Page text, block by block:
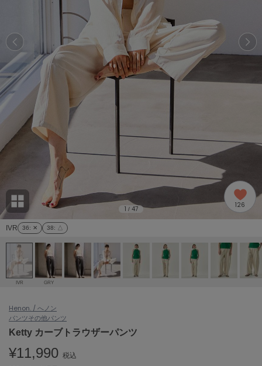
(121)
(2005)
ョン雑貨 (865)
/ランジェリー (127)
ェア (121)
(124)
ACYM
アシーム
adidas
アディダス
adidas by Stella McCartney
アディダス バイ ステラマッカートニー
ALLISON BROWN
アリソンブラウン
Ame no chi Hare
アメノチハレ
AMOMMA
アモマ
アニュアンス
アンヌーク
ASICS
IVR 36: ✕ 38: △
1 / 47 126
IVR GRY
Henon. / へノン
パンツその他パンツ
Ketty カーブトラウザーパンツ
¥11,990 税込